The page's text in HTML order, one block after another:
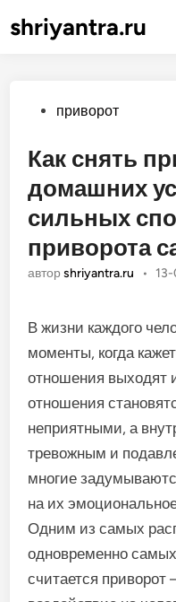
shriyantra.ru
Опубликовано
приворот
Как снять
домашних
сильных
приворота
авторshriyantra.ru •
В жизни каждого
моменты, когда
отношения выходят
отношения
неприятными, а
тревожным и
многие
на их
Одним из самых
одновременно
считается